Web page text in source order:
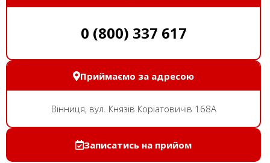
0 (800) 337 617
Приймаємо за адресою
Вінниця, вул. Князів Коріатовичів 168A
Записатись на прийом